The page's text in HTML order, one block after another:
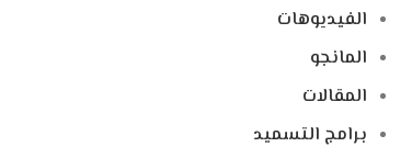
الفيديوهات
المانجو
المقالات
برامج التسميد